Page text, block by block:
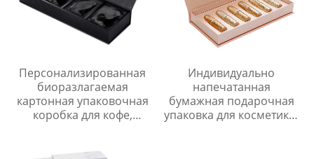
Персонализированная
биоразлагаемая
картонная упаковочная
коробка для кофе,
Индивидуально
напечатанная
бумажная подарочная
упаковка для косметики,